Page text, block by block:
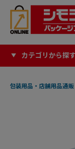
カテゴリから探す
包装用品・店舗用品通